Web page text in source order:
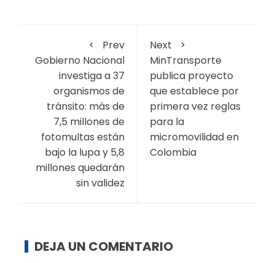
Prev
Gobierno Nacional
investiga a 37
organismos de
tránsito: más de
7,5 millones de
fotomultas están
bajo la lupa y 5,8
millones quedarán
sin validez
Next
MinTransporte
publica proyecto
que establece por
primera vez reglas
para la
micromovilidad en
Colombia
DEJA UN COMENTARIO